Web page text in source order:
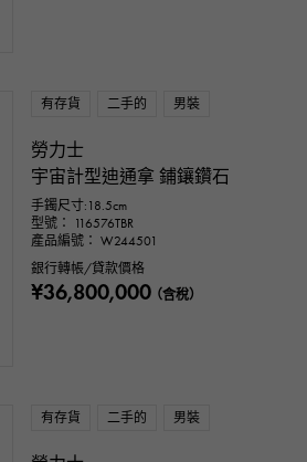
有存貨 二手的 男裝
勞力士
宇宙計型迪通拿 鋪鑲鑽石
手鐲尺寸:18.5cm
型號： 116576TBR
產品編號： W244501
銀行轉帳/貸款價格
¥36,800,000（含稅）
有存貨 二手的 男裝